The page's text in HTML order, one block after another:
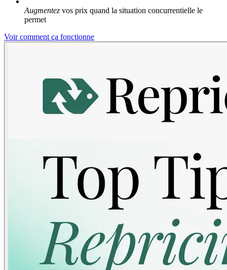
Augmentez vos prix quand la situation concurrentielle le
permet
Voir comment ça fonctionne